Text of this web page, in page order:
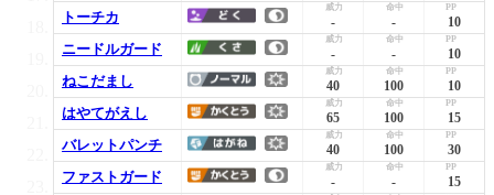
トーチカ - - 10
ニードルガード - - 10
ねこだまし 40 100 10
はやてがえし 65 100 15
バレットパンチ 40 100 30
ファストガード - - 15